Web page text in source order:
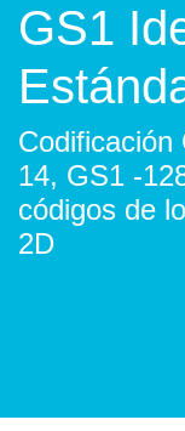
GS1
14, GS1 -
códigos de
2D